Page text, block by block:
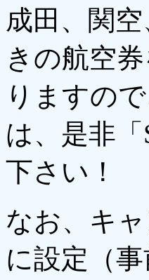
成田、関
きの航空
りますの
は、是非
下さい！
なお、キ
に設定（